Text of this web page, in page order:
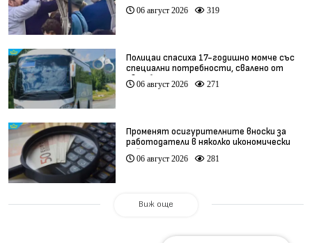
06 август 2026 319
Полицаи спасиха 17-годишно момче със
специални потребности, свалено от
автобус
06 август 2026 271
Променят осигурителните вноски за
работодатели в няколко икономически
дейности
06 август 2026 281
Виж още